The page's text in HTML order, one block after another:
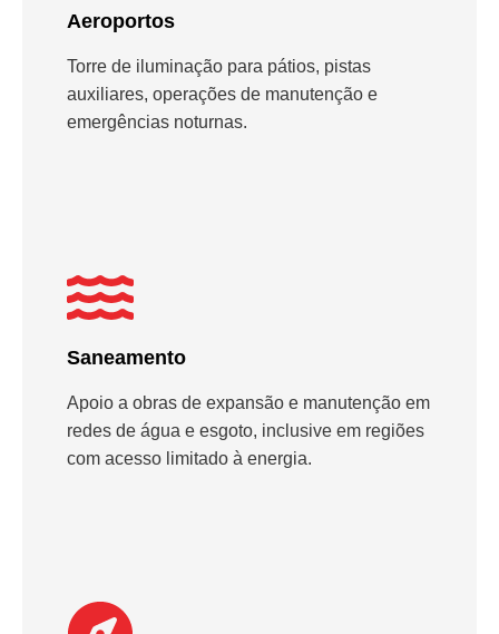
Aeroportos
Torre de iluminação para pátios, pistas
auxiliares, operações de manutenção e
emergências noturnas.
Saneamento
Apoio a obras de expansão e manutenção em
redes de água e esgoto, inclusive em regiões
com acesso limitado à energia.